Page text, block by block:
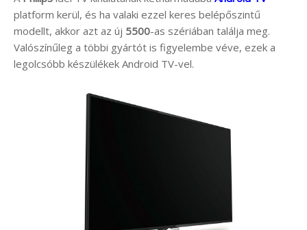
platform kerül, és ha valaki ezzel keres belépőszintű
modellt, akkor azt az új 5500-as szériában találja meg.
Valószínűleg a többi gyártót is figyelembe véve, ezek a
legolcsóbb készülékek Android TV-vel.